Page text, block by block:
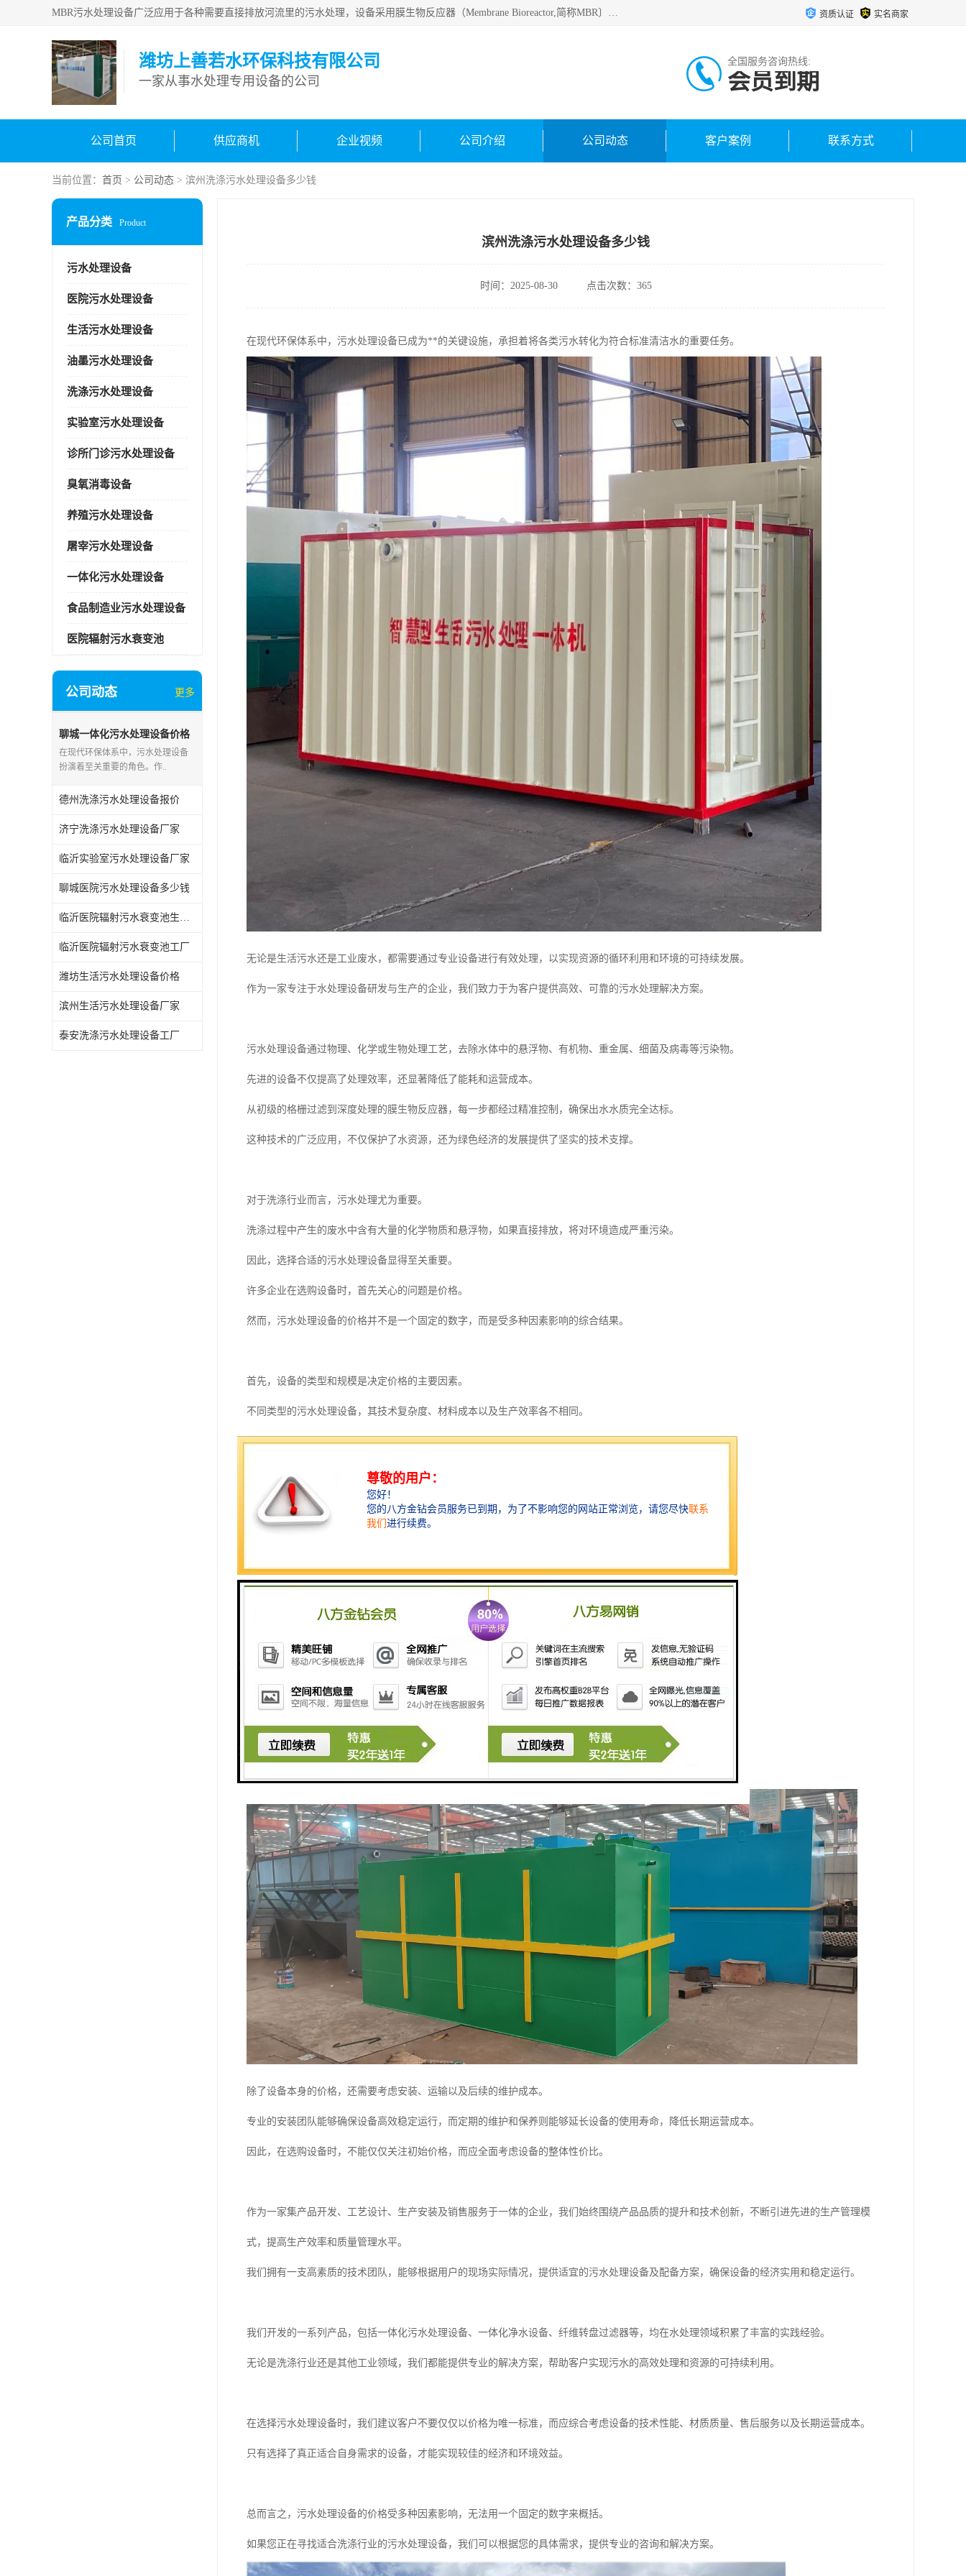
MBR污水处理设备广泛应用于各种需要直接排放河流里的污水处理，设备采用膜生物反应器（Membrane Bioreactor,简称MBR〕技术，取代了传统工艺中的二沉池，它可以*地进行固液分离，得到直接使用的稳定中水，又可在生物池内维持高浓度的微生物量，工艺剩余污泥少，极有效地去除氨氮，出水悬浮物和浊度接近于零，出水中细菌和病毒被大幅度去除，能耗低，占地面积小。 资质认证 实名商家
潍坊上善若水环保科技有限公司
一家从事水处理专用设备的公司
全国服务咨询热线:
会员到期
公司首页 供应商机 企业视频 公司介绍 公司动态 客户案例 联系方式
当前位置： 首页 > 公司动态 > 滨州洗涤污水处理设备多少钱
产品分类 Product
污水处理设备
医院污水处理设备
生活污水处理设备
油墨污水处理设备
洗涤污水处理设备
实验室污水处理设备
诊所门诊污水处理设备
臭氧消毒设备
养殖污水处理设备
屠宰污水处理设备
一体化污水处理设备
食品制造业污水处理设备
医院辐射污水衰变池
公司动态 更多
聊城一体化污水处理设备价格
在现代环保体系中，污水处理设备
扮演着至关重要的角色。作..
德州洗涤污水处理设备报价
济宁洗涤污水处理设备厂家
临沂实验室污水处理设备厂家
聊城医院污水处理设备多少钱
临沂医院辐射污水衰变池生产厂家
临沂医院辐射污水衰变池工厂
潍坊生活污水处理设备价格
滨州生活污水处理设备厂家
泰安洗涤污水处理设备工厂
滨州洗涤污水处理设备多少钱
时间：2025-08-30 点击次数：365
在现代环保体系中，污水处理设备已成为**的关键设施，承担着将各类污水转化为符合标准清洁水的重要任务。
无论是生活污水还是工业废水，都需要通过专业设备进行有效处理，以实现资源的循环利用和环境的可持续发展。
作为一家专注于水处理设备研发与生产的企业，我们致力于为客户提供高效、可靠的污水处理解决方案。
污水处理设备通过物理、化学或生物处理工艺，去除水体中的悬浮物、有机物、重金属、细菌及病毒等污染物。
先进的设备不仅提高了处理效率，还显著降低了能耗和运营成本。
从初级的格栅过滤到深度处理的膜生物反应器，每一步都经过精准控制，确保出水水质完全达标。
这种技术的广泛应用，不仅保护了水资源，还为绿色经济的发展提供了坚实的技术支撑。
对于洗涤行业而言，污水处理尤为重要。
洗涤过程中产生的废水中含有大量的化学物质和悬浮物，如果直接排放，将对环境造成严重污染。
因此，选择合适的污水处理设备显得至关重要。
许多企业在选购设备时，首先关心的问题是价格。
然而，污水处理设备的价格并不是一个固定的数字，而是受多种因素影响的综合结果。
首先，设备的类型和规模是决定价格的主要因素。
不同类型的污水处理设备，其技术复杂度、材料成本以及生产效率各不相同。
例如，一体化污水处理设备与纤维转盘过滤器的造价就有明显差异。
此外，处理规模的大小也会直接影响价格，日处理量越大的设备，其造价自然越高。
其次，技术水平和工艺要求也会对价格产生重要影响。
随着科技的进步，越来越多的新技术被应用于污水处理领域，例如微电解反应器和膜生物反应器等高效处理工艺。
因此，技术含量越高的设备，其价格也会相对较高。
此外，材质的选择也是影响价格的关键因素。
优质的材料能够延长设备的使用寿命，提高运行的稳定性，但也会增加制造成本。
例如，采用耐腐蚀、高强度的材料制造的设备，其价格通常会高于普通材料制成的设备。
除了设备本身的价格，还需要考虑安装、运输以及后续的维护成本。
专业的安装团队能够确保设备高效稳定运行，而定期的维护和保养则能够延长设备的使用寿命，降低长期运营成本。
因此，在选购设备时，不能仅仅关注初始价格，而应全面考虑设备的整体性价比。
作为一家集产品开发、工艺设计、生产安装及销售服务于一体的企业，我们始终围绕产品品质的提升和技术创新，不断引进先进的生产管理模
式，提高生产效率和质量管理水平。
我们拥有一支高素质的技术团队，能够根据用户的现场实际情况，提供适宜的污水处理设备及配备方案，确保设备的经济实用和稳定运行。
我们开发的一系列产品，包括一体化污水处理设备、一体化净水设备、纤维转盘过滤器等，均在水处理领域积累了丰富的实践经验。
无论是洗涤行业还是其他工业领域，我们都能提供专业的解决方案，帮助客户实现污水的高效处理和资源的可持续利用。
在选择污水处理设备时，我们建议客户不要仅仅以价格为唯一标准，而应综合考虑设备的技术性能、材质质量、售后服务以及长期运营成本。
只有选择了真正适合自身需求的设备，才能实现较佳的经济和环境效益。
总而言之，污水处理设备的价格受多种因素影响，无法用一个固定的数字来概括。
如果您正在寻找适合洗涤行业的污水处理设备，我们可以根据您的具体需求，提供专业的咨询和解决方案。